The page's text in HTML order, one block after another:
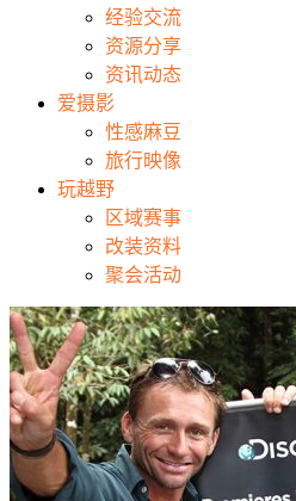
经验交流
资源分享
资讯动态
爱摄影
性感麻豆
旅行映像
玩越野
区域赛事
改装资料
聚会活动